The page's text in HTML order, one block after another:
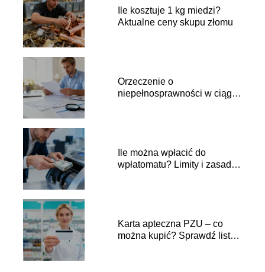
Ile kosztuje 1 kg miedzi?
Aktualne ceny skupu złomu
Orzeczenie o
niepełnosprawności w ciągu
Ile można wpłacić do
wpłatomatu? Limity i zasady
Karta apteczna PZU – co
można kupić? Sprawdź listę